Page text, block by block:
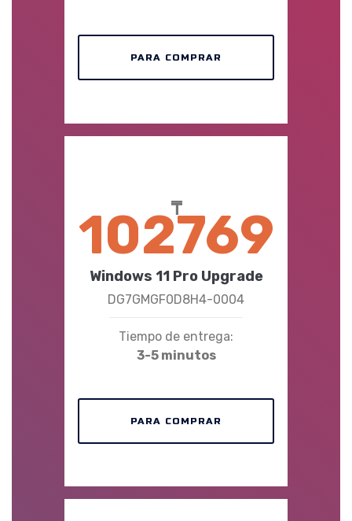
PARA COMPRAR
₸
102769
Windows 11 Pro Upgrade
DG7GMGF0D8H4-0004
Tiempo de entrega:
3-5 minutos
PARA COMPRAR